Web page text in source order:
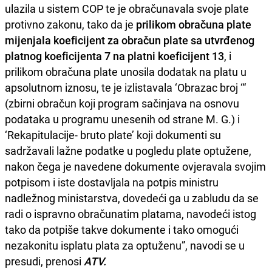
ulazila u sistem COP te je obračunavala svoje plate
protivno zakonu, tako da je prilikom obračuna plate
mijenjala koeficijent za obračun plate sa utvrđenog
platnog koeficijenta 7 na platni koeficijent 13, i
prilikom obračuna plate unosila dodatak na platu u
apsolutnom iznosu, te je izlistavala ‘Obrazac broj ‘“
(zbirni obračun koji program sačinjava na osnovu
podataka u programu unesenih od strane M. G.) i
‘Rekapitulacije- bruto plate’ koji dokumenti su
sadržavali lažne podatke u pogledu plate optužene,
nakon čega je navedene dokumente ovjeravala svojim
potpisom i iste dostavljala na potpis ministru
nadležnog ministarstva, dovedeći ga u zabludu da se
radi o ispravno obračunatim platama, navodeći istog
tako da potpiše takve dokumente i tako omogući
nezakonitu isplatu plata za optuženu”, navodi se u
presudi, prenosi ATV.